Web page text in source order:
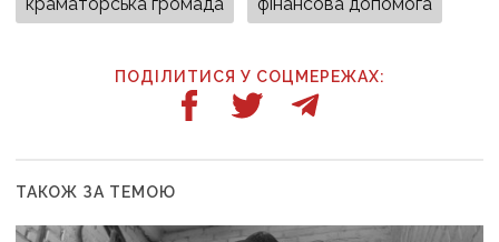
ПОДІЛИТИСЯ У СОЦМЕРЕЖАХ:
ТАКОЖ ЗА ТЕМОЮ